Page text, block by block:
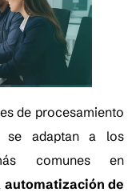
de procesamiento
se adaptan a los
comunes en
automatización de